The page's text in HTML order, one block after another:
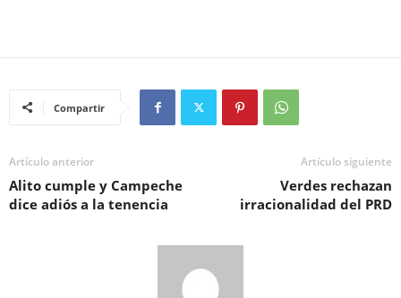
Compartir
Artículo anterior
Alito cumple y Campeche
dice adiós a la tenencia
Artículo siguiente
Verdes rechazan
irracionalidad del PRD